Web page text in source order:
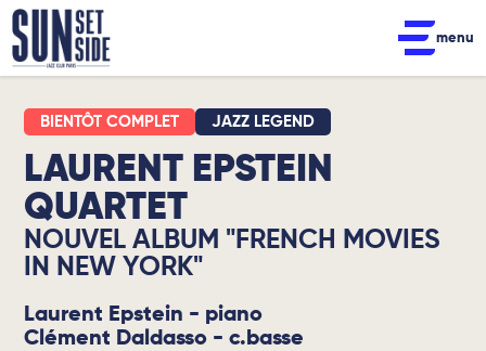
menu
JAZZ LEGEND
LAURENT EPSTEIN
QUARTET
NOUVEL ALBUM "FRENCH MOVIES
IN NEW YORK"
Laurent Epstein - piano
Clément Daldasso - c.basse